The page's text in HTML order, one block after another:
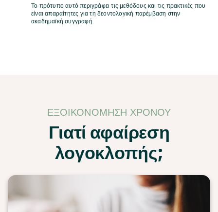
Το πρότυπο αυτό περιγράφει τις μεθόδους και τις πρακτικές που
είναι απαραίτητες για τη δεοντολογική παρέμβαση στην
ακαδημαϊκή συγγραφή.
ΕΞΟΙΚΟΝΌΜΗΣΗ ΧΡΌΝΟΥ
Γιατί αφαίρεση
λογοκλοπής;